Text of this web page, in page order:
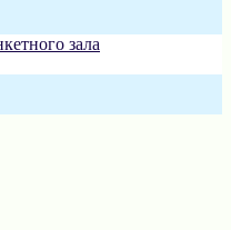
зала